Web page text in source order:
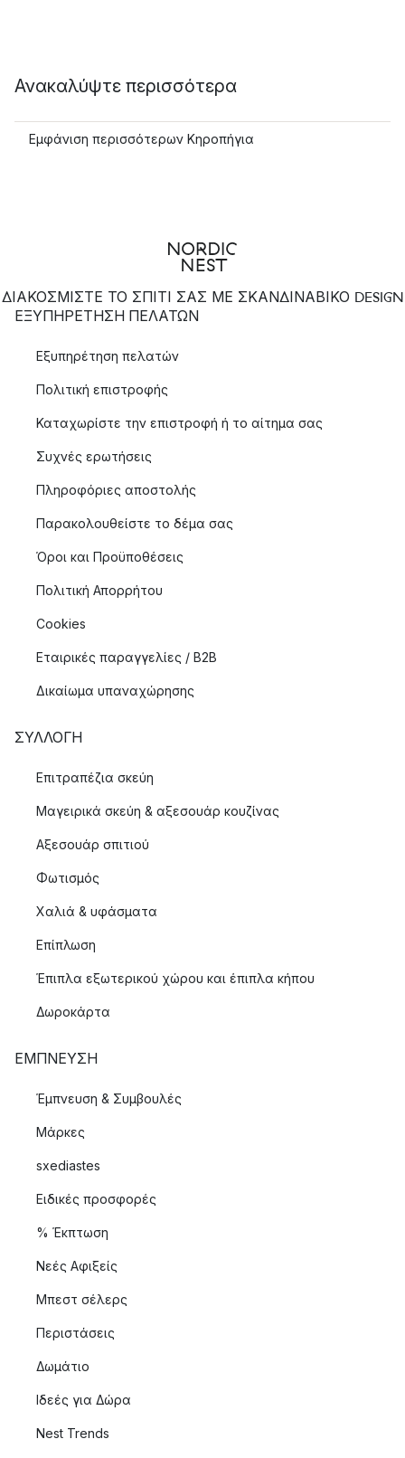
Ανακαλύψτε περισσότερα
Εμφάνιση περισσότερων Κηροπήγια
ΔΙΑΚΟΣΜΙΣΤΕ ΤΟ ΣΠΙΤΙ ΣΑΣ ΜΕ ΣΚΑΝΔΙΝΑΒΙΚΟ DESIGN
ΕΞΥΠΗΡΈΤΗΣΗ ΠΕΛΑΤΏΝ
Εξυπηρέτηση πελατών
Πολιτική επιστροφής
Καταχωρίστε την επιστροφή ή το αίτημα σας
Συχνές ερωτήσεις
Πληροφόριες αποστολής
Παρακολουθείστε το δέμα σας
Όροι και Προϋποθέσεις
Πολιτική Απορρήτου
Cookies
Εταιρικές παραγγελίες / B2B
Δικαίωμα υπαναχώρησης
ΣΥΛΛΟΓΉ
Επιτραπέζια σκεύη
Μαγειρικά σκεύη & αξεσουάρ κουζίνας
Αξεσουάρ σπιτιού
Φωτισμός
Χαλιά & υφάσματα
Επίπλωση
Έπιπλα εξωτερικού χώρου και έπιπλα κήπου
Δωροκάρτα
ΈΜΠΝΕΥΣΗ
Έμπνευση & Συμβουλές
Μάρκες
sxediastes
Ειδικές προσφορές
% Έκπτωση
Νεές Αφιξείς
Μπεστ σέλερς
Περιστάσεις
Δωμάτιο
Ιδεές για Δώρα
Nest Trends